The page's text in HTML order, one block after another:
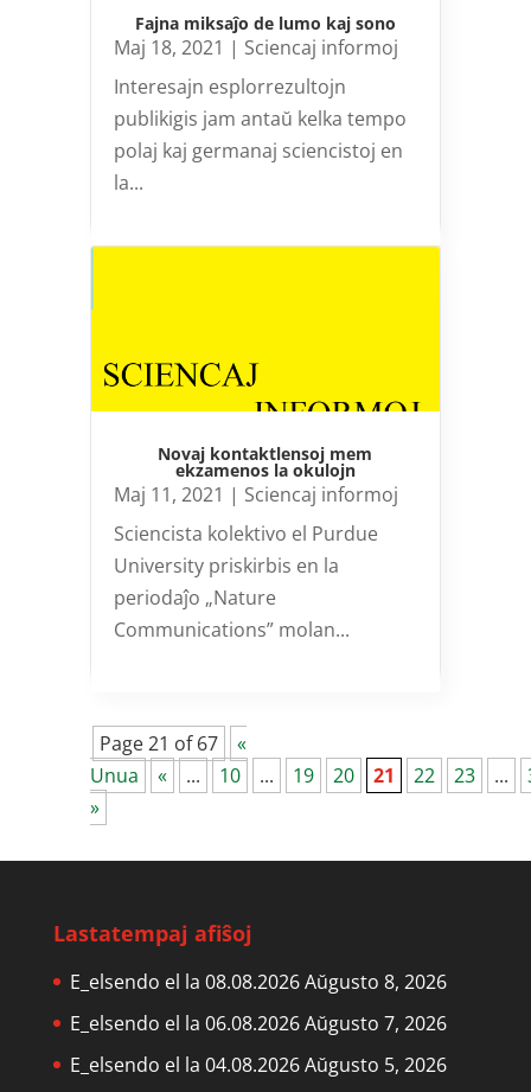
Fajna miksaĵo de lumo kaj sono
Maj 18, 2021 | Sciencaj informoj
Interesajn esplorrezultojn
publikigis jam antaŭ kelka tempo
polaj kaj germanaj sciencistoj en
la...
Novaj kontaktlensoj mem
ekzamenos la okulojn
Maj 11, 2021 | Sciencaj informoj
Sciencista kolektivo el Purdue
University priskirbis en la
periodaĵo „Nature
Communications” molan...
Page 21 of 67
«
Unua
« ... 10 ... 19 20 21 22 23 ...
»
Lastatempaj afiŝoj
E_elsendo el la 08.08.2026Aŭgusto 8, 2026
E_elsendo el la 06.08.2026Aŭgusto 7, 2026
E_elsendo el la 04.08.2026Aŭgusto 5, 2026